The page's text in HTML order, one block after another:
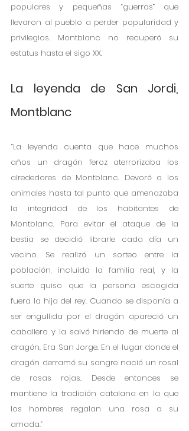
populares y pequeñas “guerras” que
llevaron al pueblo a perder popularidad y
privilegios. Montblanc no recuperó su
estatus hasta el sigo XX.
La leyenda de San Jordi,
Montblanc
“La leyenda cuenta que hace muchos
años un dragón feroz aterrorizaba los
alrededores de Montblanc. Devoró a los
animales hasta tal punto que amenazaba
la integridad de los habitantes de
Montblanc. Para evitar el ataque de la
bestia se decidió librarle cada día un
vecino. Se realizó un sorteo entre la
población, incluida la familia real, y la
suerte quiso que la persona escogida
fuera la hija del rey. Cuando se disponía a
ser engullida por el dragón apareció un
caballero y la salvó hiriendo de muerte al
dragón. Era San Jorge. En el lugar donde el
dragón derramó su sangre nació un rosal
de rosas rojas. Desde entonces se
mantiene la tradición catalana en la que
los hombres regalan una rosa a su
amada.”